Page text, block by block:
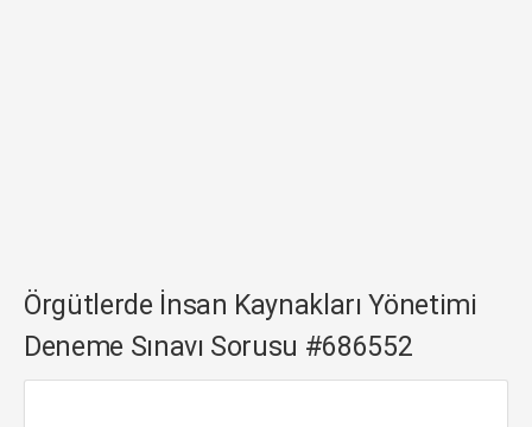
Örgütlerde İnsan Kaynakları Yönetimi
Deneme Sınavı Sorusu #686552